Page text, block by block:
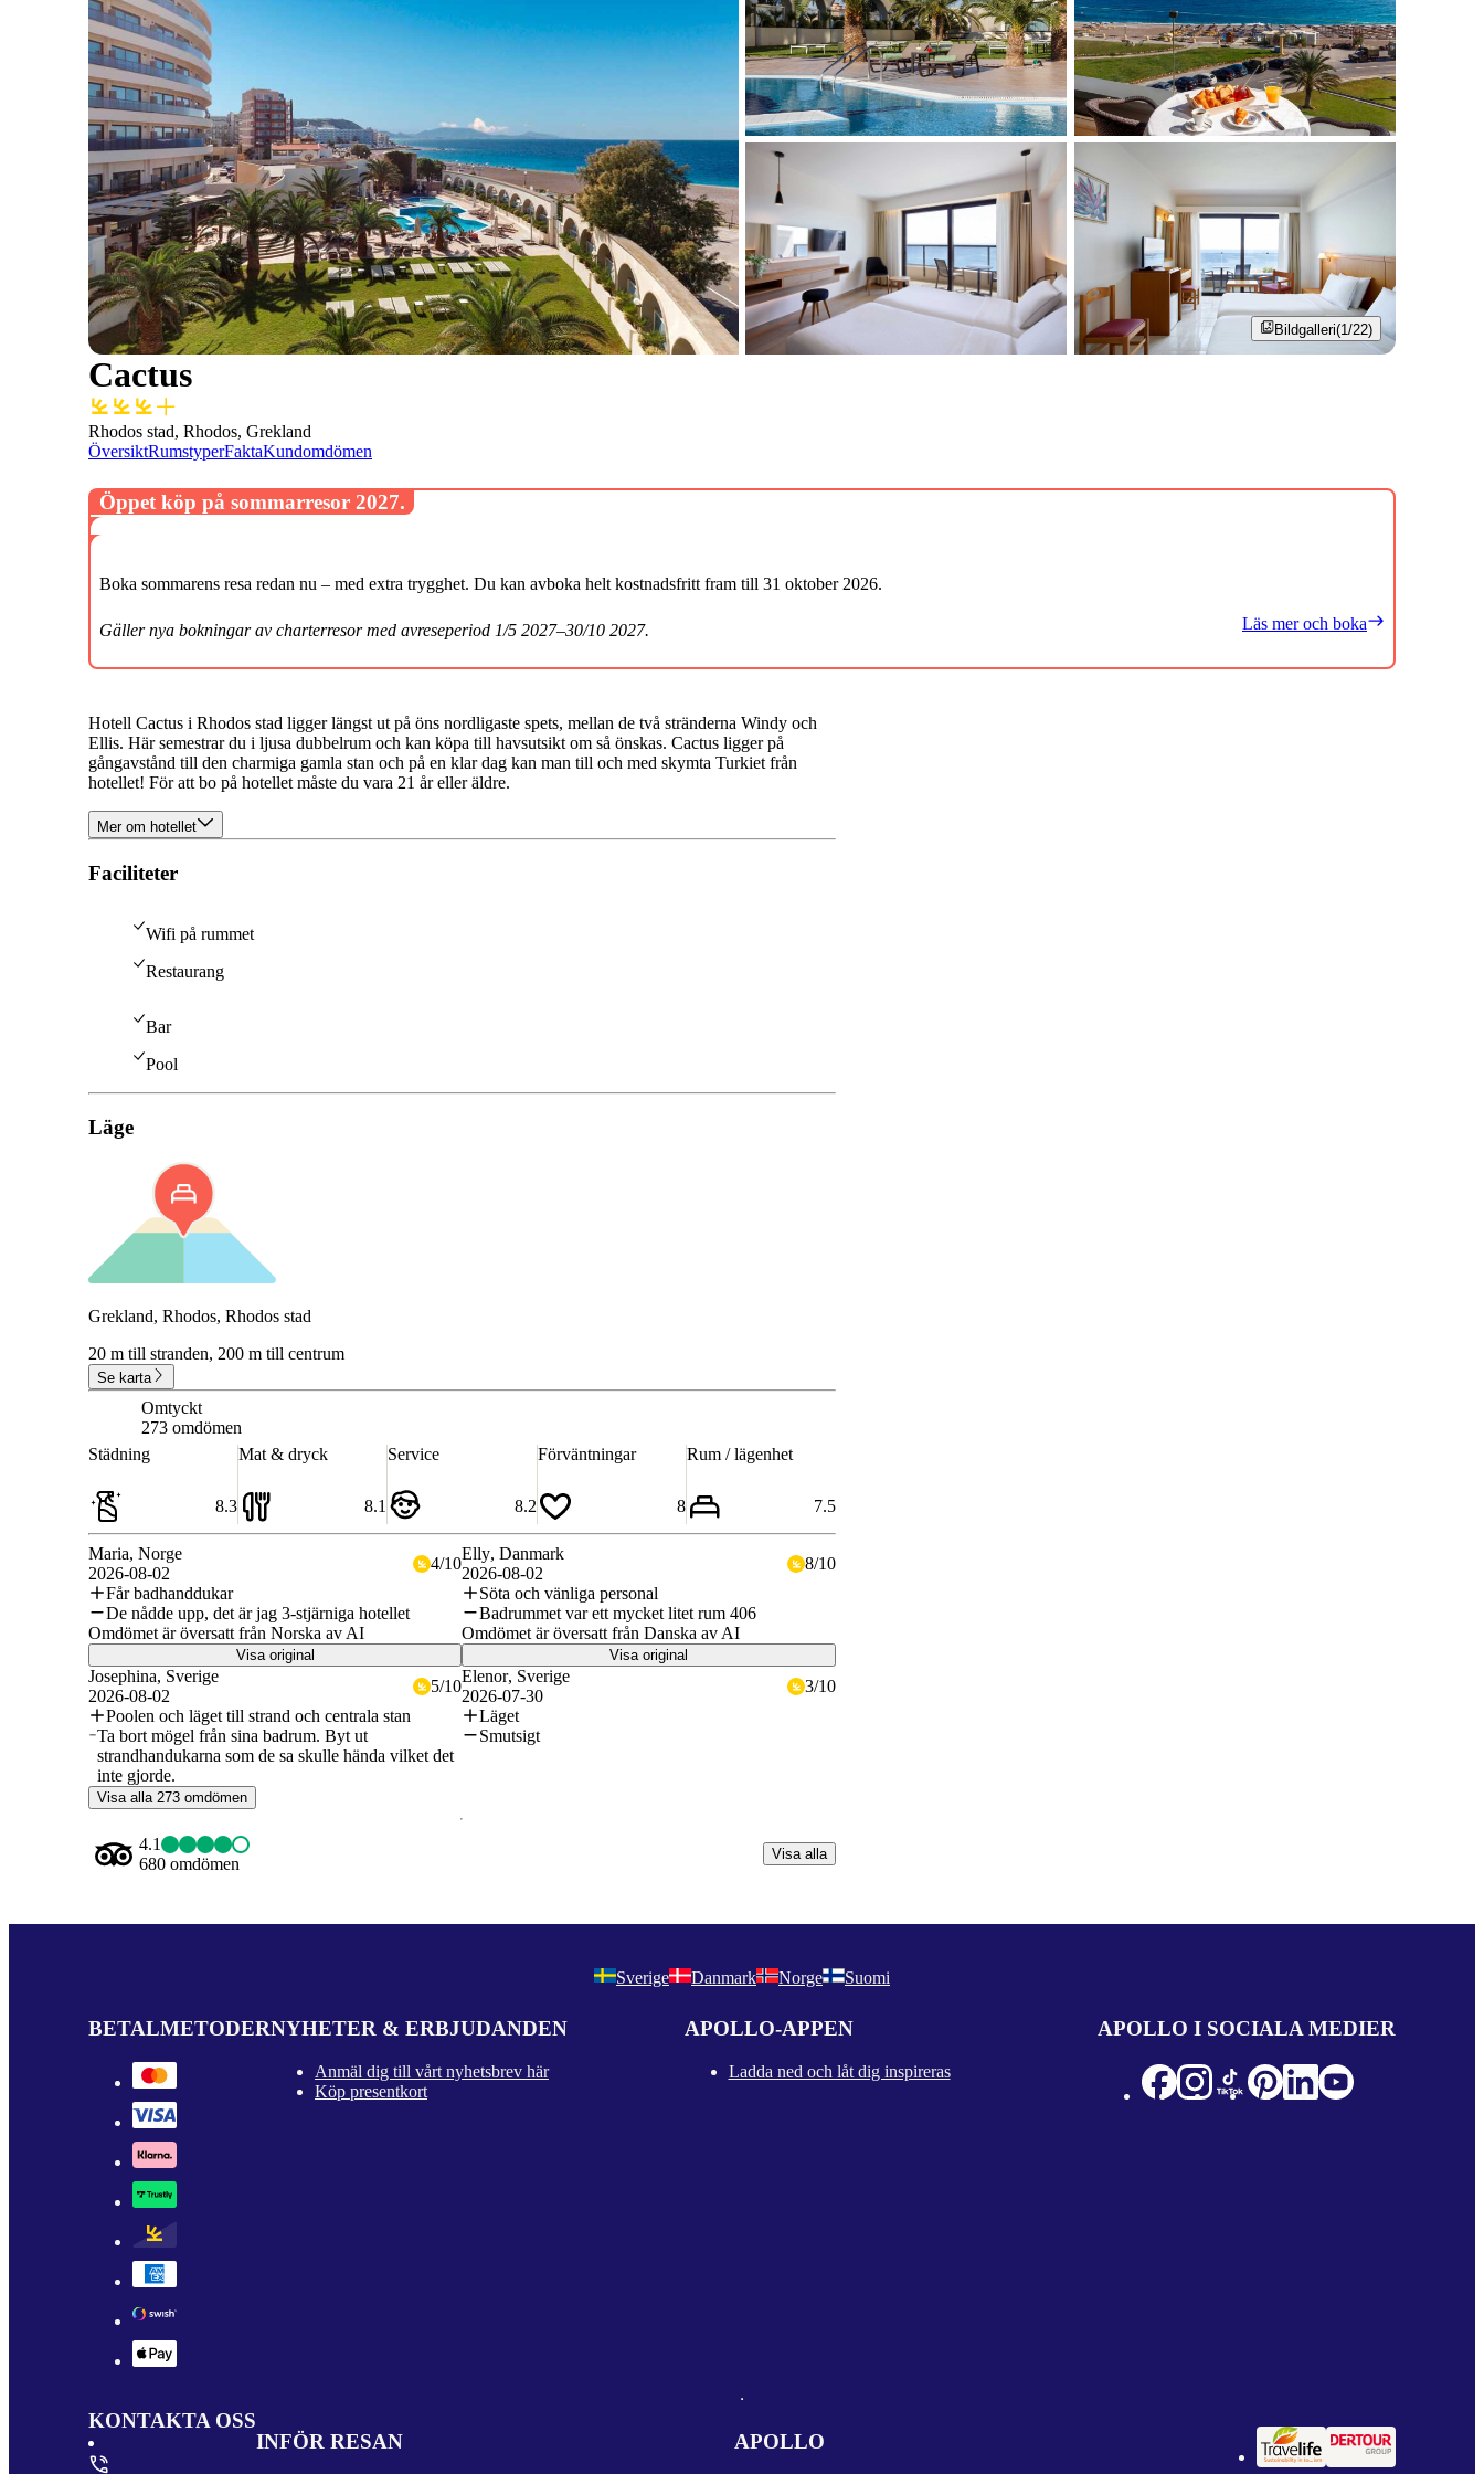
Bildgalleri(1/22)
Cactus
Rhodos stad, Rhodos, Grekland
ÖversiktRumstyperFaktaKundomdömen
Hotell Cactus i Rhodos stad ligger längst ut på öns nordligaste spets, mellan de två stränderna Windy och
Ellis. Här semestrar du i ljusa dubbelrum och kan köpa till havsutsikt om så önskas. Cactus ligger på
gångavstånd till den charmiga gamla stan och på en klar dag kan man till och med skymta Turkiet från
hotellet! För att bo på hotellet måste du vara 21 år eller äldre.
Mer om hotellet
Faciliteter
Wifi på rummet
Restaurang
Bar
Pool
Läge
Grekland, Rhodos, Rhodos stad
20 m till stranden, 200 m till centrum
Se karta
Omtyckt
273 omdömen
Städning
8.3
Mat & dryck
8.1
Service
8.2
Förväntningar
8
Rum / lägenhet
7.5
Maria, Norge
2026-08-02
4/10
Får badhanddukar
De nådde upp, det är jag 3-stjärniga hotellet
Omdömet är översatt från Norska av AI
Visa original
Elly, Danmark
2026-08-02
8/10
Söta och vänliga personal
Badrummet var ett mycket litet rum 406
Omdömet är översatt från Danska av AI
Visa original
Josephina, Sverige
2026-08-02
5/10
Poolen och läget till strand och centrala stan
Ta bort mögel från sina badrum. Byt ut
strandhandukarna som de sa skulle hända vilket det
inte gjorde.
Elenor, Sverige
2026-07-30
3/10
Läget
Smutsigt
Visa alla 273 omdömen
4.1
680 omdömen
Visa alla
Öppet köp på sommarresor 2027.
Boka sommarens resa redan nu – med extra trygghet. Du kan avboka helt kostnadsfritt fram till 31 oktober 2026.
Gäller nya bokningar av charterresor med avreseperiod 1/5 2027–30/10 2027. Läs mer och boka
Sverige Danmark Norge Suomi
BETALMETODERNYHETER & ERBJUDANDEN
Anmäl dig till vårt nyhetsbrev här
Köp presentkort
APOLLO-APPEN
Ladda ned och låt dig inspireras
APOLLO I SOCIALA MEDIER
KONTAKTA OSS
INFÖR RESAN
APOLLO